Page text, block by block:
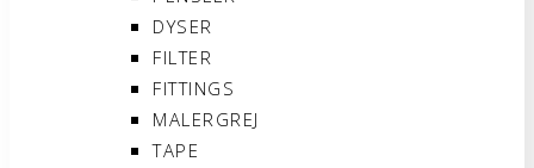
DYSER
FILTER
FITTINGS
MALERGREJ
TAPE